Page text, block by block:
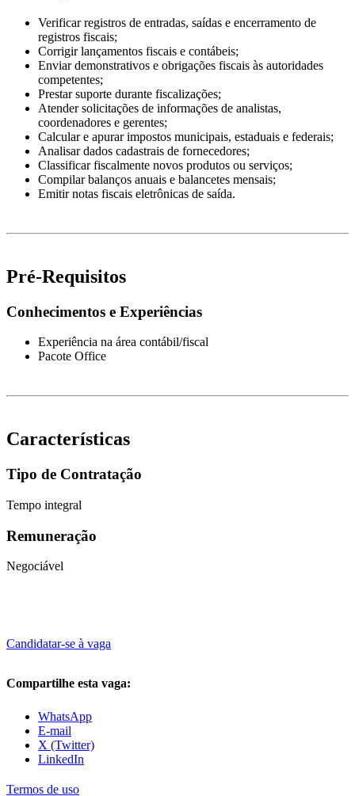
Verificar registros de entradas, saídas e encerramento de
registros fiscais;
Corrigir lançamentos fiscais e contábeis;
Enviar demonstrativos e obrigações fiscais às autoridades
competentes;
Prestar suporte durante fiscalizações;
Atender solicitações de informações de analistas,
coordenadores e gerentes;
Calcular e apurar impostos municipais, estaduais e federais;
Analisar dados cadastrais de fornecedores;
Classificar fiscalmente novos produtos ou serviços;
Compilar balanços anuais e balancetes mensais;
Emitir notas fiscais eletrônicas de saída.
Pré-Requisitos
Conhecimentos e Experiências
Experiência na área contábil/fiscal
Pacote Office
Características
Tipo de Contratação
Tempo integral
Remuneração
Negociável
Candidatar-se à vaga
Compartilhe esta vaga:
WhatsApp
E-mail
X (Twitter)
LinkedIn
Termos de uso